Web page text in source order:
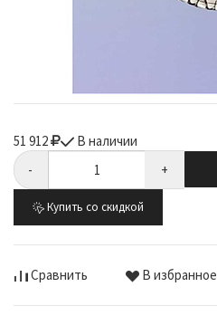
51 912
В наличии
-
+
Купить со скидкой
Сравнить В избранное